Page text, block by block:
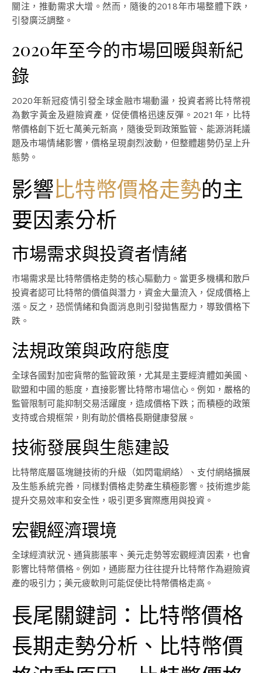
關注，推動需求大增。然而，隨後的2018年市場整體下跌，
引發廣泛調整。
2020年至今的市場回暖與新紀
錄
2020年新冠疫情引發全球金融市場動盪，投資者將比特幣視
為數字黃金及避險資產，促使價格迅速反彈。2021年，比特
幣價格創下近七萬美元新高，隨後受到政策監管、能源消耗議
題及市場情緒影響，價格呈現劇烈波動，但整體趨勢仍呈上升
態勢。
影響比特幣價格走勢的主
要因素分析
市場需求與投資者情緒
市場需求是比特幣價格走勢的核心驅動力。當更多機構和散戶
投資者認可比特幣的價值與潛力，資金大量流入，促成價格上
漲。反之，恐慌情緒和負面消息則引發拋售壓力，導致價格下
跌。
法規政策與政府態度
全球各國對加密貨幣的監管政策，尤其是主要經濟體如美國、
歐盟和中國的態度，直接影響比特幣市場信心。例如，嚴格的
監管限制可能抑制交易活躍度，造成價格下跌；而積極的政策
支持或合規框架，則有助於價格長期健康發展。
技術發展與生態建設
比特幣底層區塊鏈技術的升級（如閃電網絡）、支付網絡擴展
及生態系統完善，同樣對價格走勢產生積極影響。技術進步能
提升交易效率和安全性，吸引更多實際應用與投資。
宏觀經濟環境
全球經濟狀況、通貨膨脹率、美元走勢等宏觀經濟因素，也會
影響比特幣價格。例如，通膨壓力往往提升比特幣作為避險資
產的吸引力；美元疲軟則可能促使比特幣價格走高。
長尾關鍵詞：比特幣價格
長期走勢分析、比特幣價